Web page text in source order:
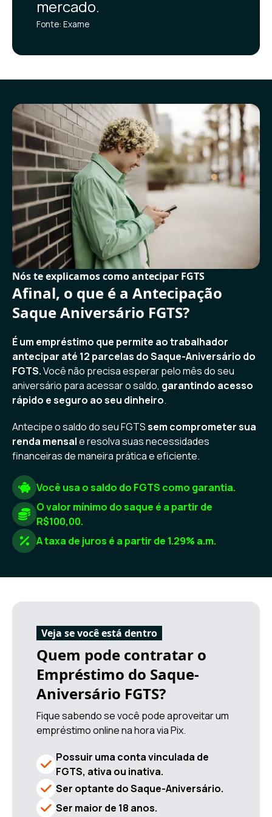
mercado.
Fonte: Exame
Nós te explicamos como antecipar FGTS
Afinal, o que é a Antecipação
Saque Aniversário FGTS?
É um empréstimo que permite ao trabalhador
antecipar até 12 parcelas do Saque-Aniversário do
FGTS.Você não precisa esperar pelo mês do seu
aniversário para acessar o saldo, garantindo acesso
rápido e seguro ao seu dinheiro.
Antecipe o saldo do seu FGTSsem comprometer sua
renda mensale resolva suas necessidades
financeiras de maneira prática e eficiente.
Você usa o saldo do FGTS como garantia.
O valor mínimo do saque é a partir de
R$100,00.
A taxa de juros é a partir de 1.29% a.m.
Veja se você está dentro
Quem pode contratar o
Empréstimo do Saque-
Aniversário FGTS?
Fique sabendo se você pode aproveitar um
empréstimo online na hora via Pix.
Possuir uma conta vinculada de
FGTS, ativa ou inativa.
Ser optante do Saque-Aniversário.
Ser maior de 18 anos.